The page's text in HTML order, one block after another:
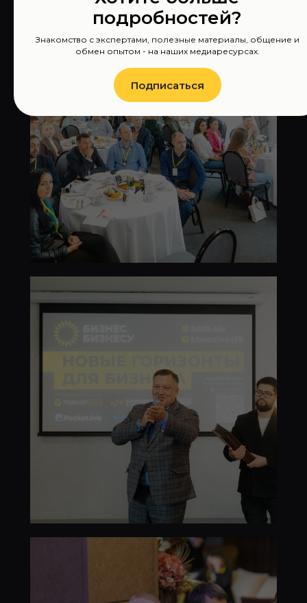
подробностей?
Знакомство с экспертами, полезные материалы, общение и
обмен опытом - на наших медиаресурсах.
Подписаться